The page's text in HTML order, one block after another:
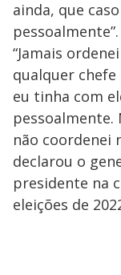
ainda, que
pessoalmente”.
“Jamais
qualquer
eu tinha com
não coordenei
declarou o
presidente na
eleições de